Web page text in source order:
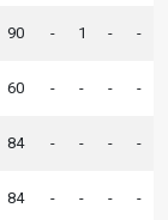
90 - 1 - -
60 - - - -
84 - - - -
84 - - - -